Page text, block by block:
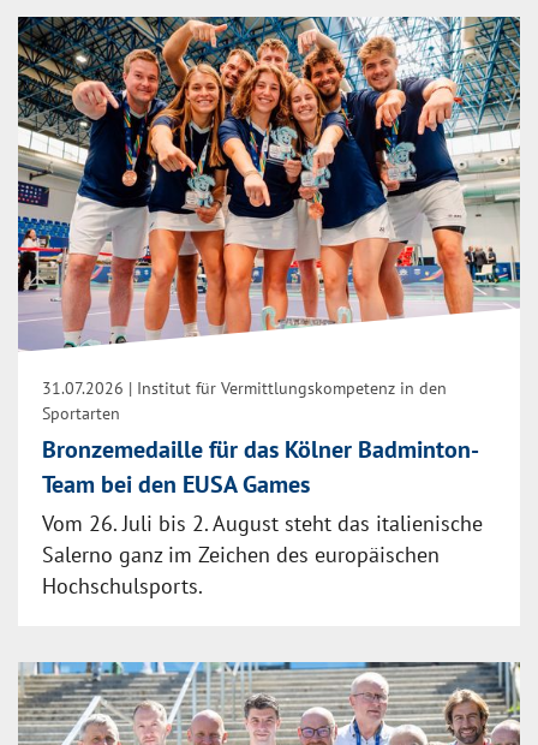
31.07.2026 | Institut für Vermittlungskompetenz in den
Sportarten
Bronzemedaille für das Kölner Badminton-
Team bei den EUSA Games
Vom 26. Juli bis 2. August steht das italienische
Salerno ganz im Zeichen des europäischen
Hochschulsports.